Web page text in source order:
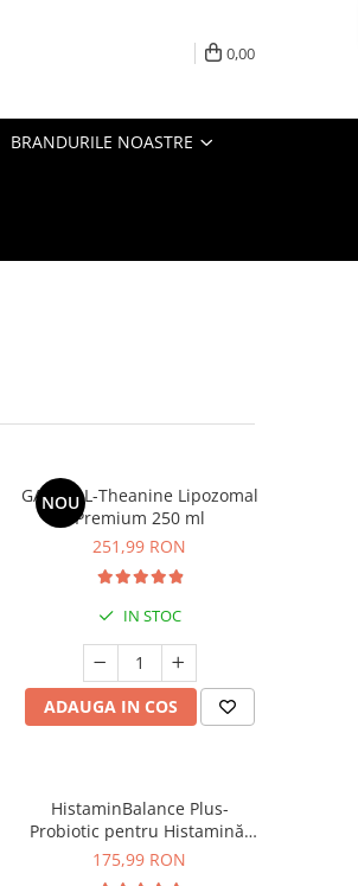
0,00
BRANDURILE NOASTRE
NOU
GABA + L-Theanine Lipozomal
Premium 250 ml
251,99 RON
IN STOC
ADAUGA IN COS
HistaminBalance Plus-
Probiotic pentru Histamină,
Microbiom și Susținerea
175,99 RON